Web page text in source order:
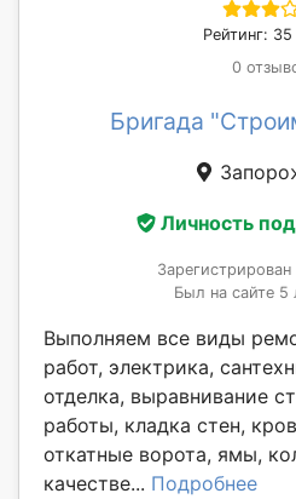
Рейтинг:
0
Бригада
Личность
Зарегистрирован
Был на сайте 5
Выполняем все виды
работ, электрика,
отделка, выравнивание
работы, кладка стен,
откатные ворота, ямы,
качестве... Подробнее